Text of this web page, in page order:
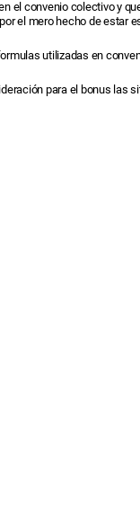
el convenio colectivo y
el mero hecho de estar
utilizadas en
para el bonus las